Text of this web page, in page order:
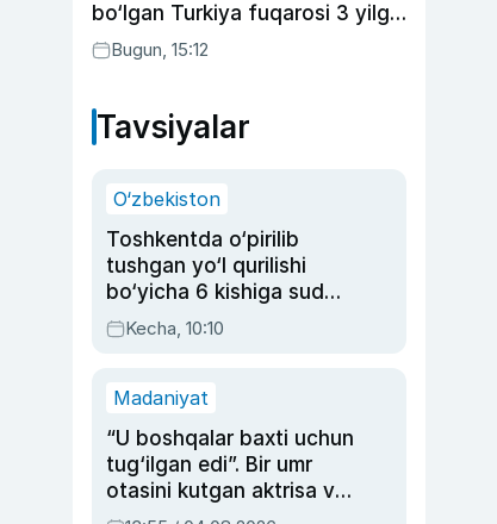
bo‘lgan Turkiya fuqarosi 3 yilga
qamaldi
Bugun, 15:12
Tavsiyalar
O‘zbekiston
Toshkentda o‘pirilib
tushgan yo‘l qurilishi
bo‘yicha 6 kishiga sud
hukmi o‘qildi
Kecha, 10:10
Madaniyat
“U boshqalar baxti uchun
tug‘ilgan edi”. Bir umr
otasini kutgan aktrisa va
dublyaj ustasi Rimma